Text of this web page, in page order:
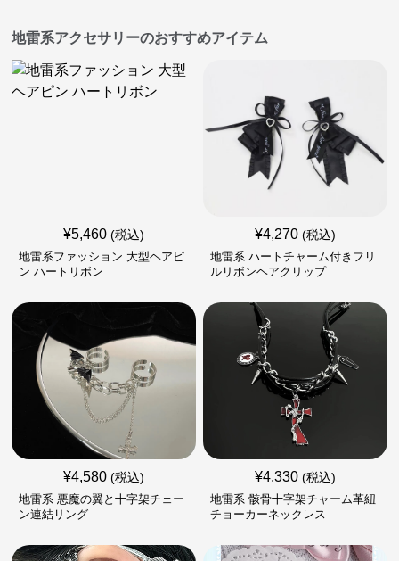
地雷系アクセサリーのおすすめアイテム
¥5,460 (税込)
地雷系ファッション 大型ヘアピ
ン ハートリボン
¥4,270 (税込)
地雷系 ハートチャーム付きフリ
ルリボンヘアクリップ
¥4,580 (税込)
地雷系 悪魔の翼と十字架チェー
ン連結リング
¥4,330 (税込)
地雷系 骸骨十字架チャーム革紐
チョーカーネックレス